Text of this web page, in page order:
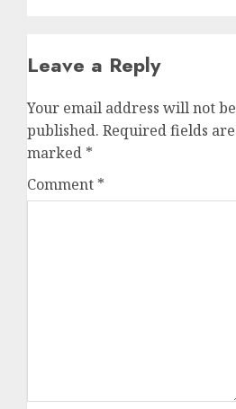
Leave a Reply
Your email address will not be
published. Required fields are
marked *
Comment *